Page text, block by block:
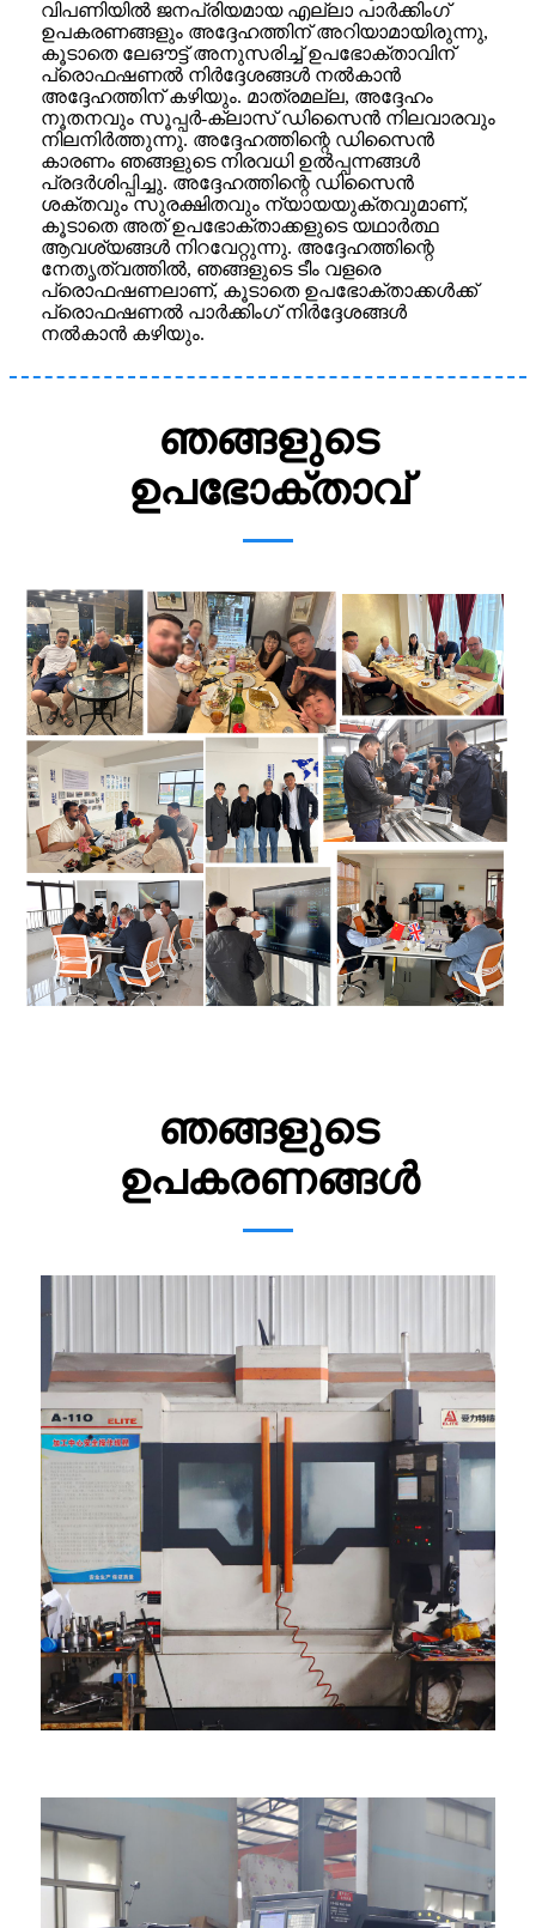
വിപണിയിൽ ജനപ്രിയമായ എല്ലാ പാർക്കിംഗ്
ഉപകരണങ്ങളും അദ്ദേഹത്തിന് അറിയാമായിരുന്നു,
കൂടാതെ ലേഔട്ട് അനുസരിച്ച് ഉപഭോക്താവിന്
പ്രൊഫഷണൽ നിർദ്ദേശങ്ങൾ നൽകാൻ
അദ്ദേഹത്തിന് കഴിയും. മാത്രമല്ല, അദ്ദേഹം
നൂതനവും സൂപ്പർ-ക്ലാസ് ഡിസൈൻ നിലവാരവും
നിലനിർത്തുന്നു. അദ്ദേഹത്തിന്റെ ഡിസൈൻ
കാരണം ഞങ്ങളുടെ നിരവധി ഉൽപ്പന്നങ്ങൾ
പ്രദർശിപ്പിച്ചു. അദ്ദേഹത്തിന്റെ ഡിസൈൻ
ശക്തവും സുരക്ഷിതവും ന്യായയുക്തവുമാണ്,
കൂടാതെ അത് ഉപഭോക്താക്കളുടെ യഥാർത്ഥ
ആവശ്യങ്ങൾ നിറവേറ്റുന്നു. അദ്ദേഹത്തിന്റെ
നേതൃത്വത്തിൽ, ഞങ്ങളുടെ ടീം വളരെ
പ്രൊഫഷണലാണ്, കൂടാതെ ഉപഭോക്താക്കൾക്ക്
പ്രൊഫഷണൽ പാർക്കിംഗ് നിർദ്ദേശങ്ങൾ
നൽകാൻ കഴിയും.
ഞങ്ങളുടെ
ഉപഭോക്താവ്
ഞങ്ങളുടെ
ഉപകരണങ്ങൾ